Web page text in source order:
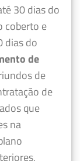
30 dias do
coberto e
dias do
de
de
de
que
na